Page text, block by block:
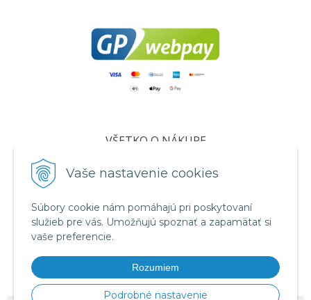
Vaše nastavenie cookies
Súbory cookie nám pomáhajú pri poskytovaní
služieb pre vás. Umožňujú spoznať a zapamätať si
vaše preferencie.
Rozumiem
Podrobné nastavenie
VŠETKO O NÁKUPE
Certifikáty
Ochrana osobných údajov
Informácie o cookies
Formuláre